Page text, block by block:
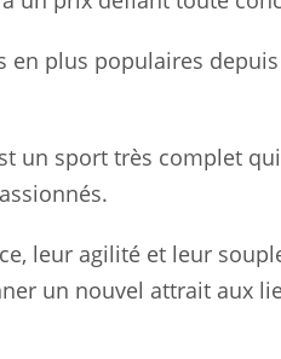
plus populaires
un sport très complet
leur agilité et leur
un nouvel attrait aux